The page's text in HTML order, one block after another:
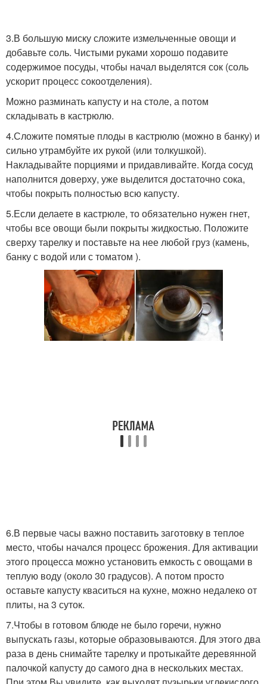
3.В большую миску сложите измельченные овощи и
добавьте соль. Чистыми руками хорошо подавите
содержимое посуды, чтобы начал выделятся сок (соль
ускорит процесс сокоотделения).
Можно разминать капусту и на столе, а потом
складывать в кастрюлю.
4.Сложите помятые плоды в кастрюлю (можно в банку) и
сильно утрамбуйте их рукой (или толкушкой).
Накладывайте порциями и придавливайте. Когда сосуд
наполнится доверху, уже выделится достаточно сока,
чтобы покрыть полностью всю капусту.
5.Если делаете в кастрюле, то обязательно нужен гнет,
чтобы все овощи были покрыты жидкостью. Положите
сверху тарелку и поставьте на нее любой груз (камень,
банку с водой или с томатом ).
6.В первые часы важно поставить заготовку в теплое
место, чтобы начался процесс брожения. Для активации
этого процесса можно установить емкость с овощами в
теплую воду (около 30 градусов). А потом просто
оставьте капусту кваситься на кухне, можно недалеко от
плиты, на 3 суток.
7.Чтобы в готовом блюде не было горечи, нужно
выпускать газы, которые образовываются. Для этого два
раза в день снимайте тарелку и протыкайте деревянной
палочкой капусту до самого дна в нескольких местах.